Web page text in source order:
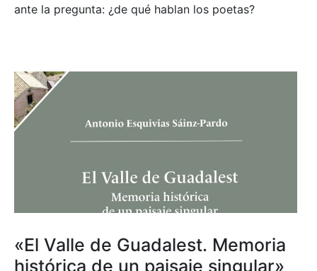
ante la pregunta: ¿de qué hablan los poetas?
«El Valle de Guadalest. Memoria
histórica de un paisaje singular»